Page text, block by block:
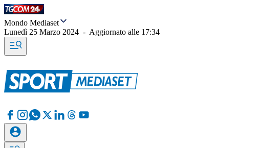
Mondo Mediaset
Lunedì 25 Marzo 2024 - Aggiornato alle 17:34